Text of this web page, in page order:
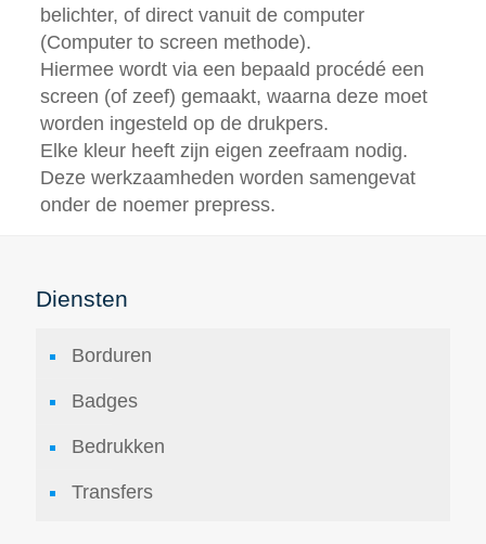
belichter, of direct vanuit de computer
(Computer to screen methode).
Hiermee wordt via een bepaald procédé een
screen (of zeef) gemaakt, waarna deze moet
worden ingesteld op de drukpers.
Elke kleur heeft zijn eigen zeefraam nodig.
Deze werkzaamheden worden samengevat
onder de noemer prepress.
Diensten
Borduren
Badges
Bedrukken
Transfers